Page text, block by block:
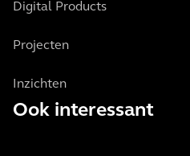
Digital Products
Projecten
Inzichten
Ook interessant